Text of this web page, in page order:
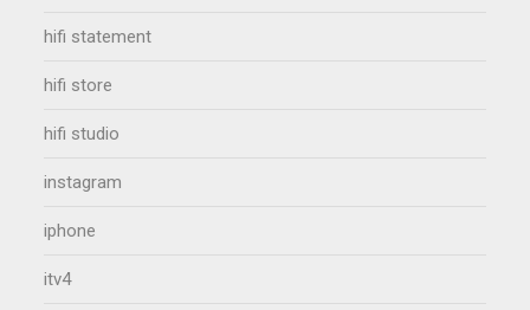
hifi statement
hifi store
hifi studio
instagram
iphone
itv4